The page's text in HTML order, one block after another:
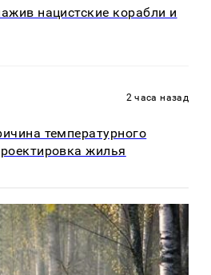
нацистские корабли и
2 часа назад
температурного
жилья